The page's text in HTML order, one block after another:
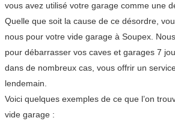
vous avez utilisé votre garage comme une
Quelle que soit la cause de ce désordre,
nous pour votre vide garage à Soupex.
pour débarrasser vos caves et garages 7
dans de nombreux cas, vous offrir un
lendemain.
Voici quelques exemples de ce que l’on
vide garage :